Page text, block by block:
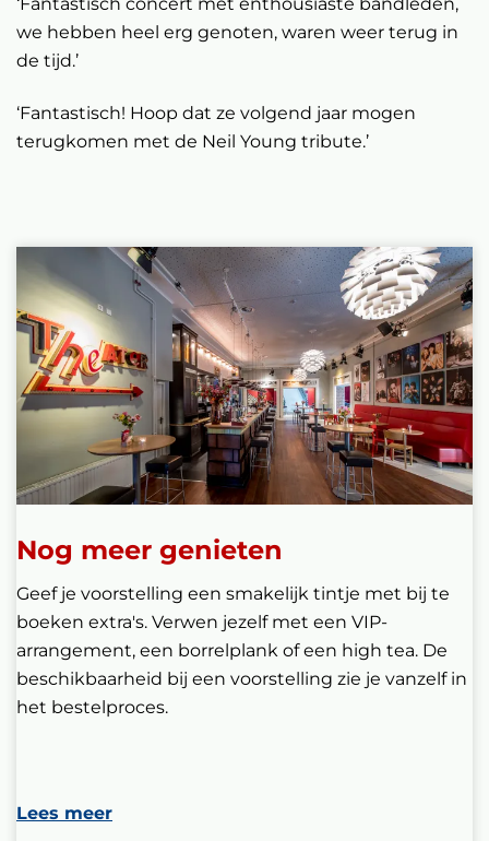
we hebben heel erg genoten, waren weer terug in
de tijd.’
‘Fantastisch! Hoop dat ze volgend jaar mogen
terugkomen met de Neil Young tribute.’
Nog meer genieten
Geef je voorstelling een smakelijk tintje met bij te
boeken extra's. Verwen jezelf met een VIP-
arrangement, een borrelplank of een high tea. De
beschikbaarheid bij een voorstelling zie je vanzelf in
het bestelproces.
Lees meer